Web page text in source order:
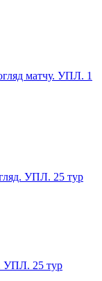
матчу. УПЛ. 1
УПЛ. 25 тур
УПЛ. 25 тур